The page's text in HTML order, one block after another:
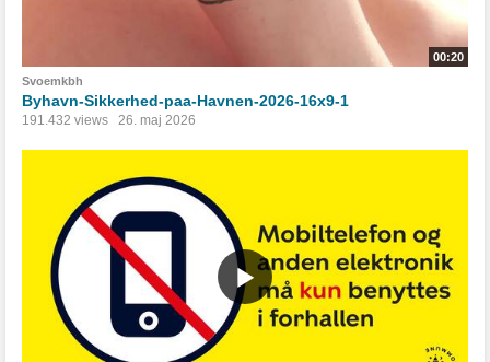
00:20
Svoemkbh
Byhavn-Sikkerhed-paa-Havnen-2026-16x9-1
191.432 views 26. maj 2026